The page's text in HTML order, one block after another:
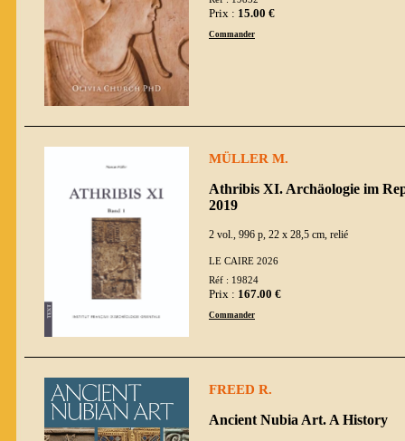
Prix : 15.00 €
Commander
MÜLLER M.
Athribis XI. Archäologie im
2019
2 vol., 996 p, 22 x 28,5 cm, relié
LE CAIRE 2026
Réf : 19824
Prix : 167.00 €
Commander
FREED R.
Ancient Nubia Art. A History